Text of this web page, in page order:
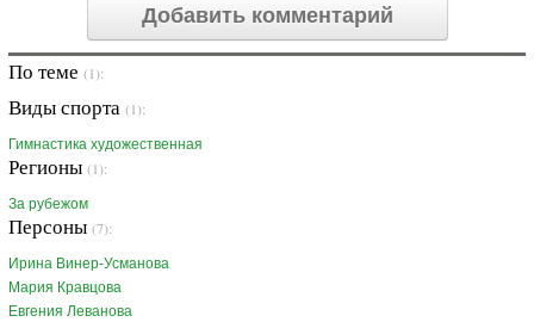
Добавить комментарий
По теме (1):
Виды спорта (1):
Гимнастика художественная
Регионы (1):
За рубежом
Персоны (7):
Ирина Винер-Усманова
Мария Кравцова
Евгения Леванова